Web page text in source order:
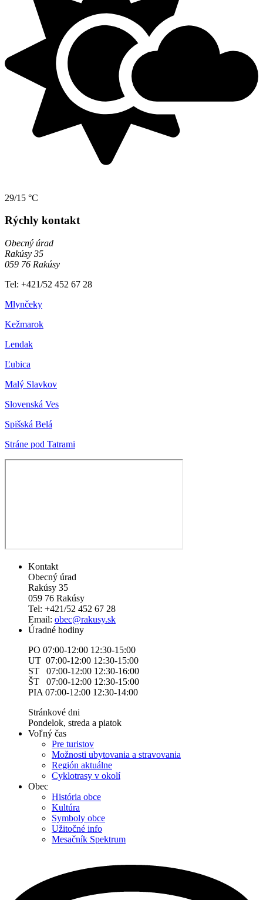
29/15 °C
Rýchly kontakt
Obecný úrad
Rakúsy 35
059 76 Rakúsy
Tel: +421/52 452 67 28
Mlynčeky
Kežmarok
Lendak
Ľubica
Malý Slavkov
Slovenská Ves
Spišská Belá
Stráne pod Tatrami
Kontakt
Obecný úrad
Rakúsy 35
059 76 Rakúsy
Tel: +421/52 452 67 28
Email: obec@rakusy.sk
Úradné hodiny
PO 07:00-12:00 12:30-15:00
UT 07:00-12:00 12:30-15:00
ST 07:00-12:00 12:30-16:00
ŠT 07:00-12:00 12:30-15:00
PIA 07:00-12:00 12:30-14:00
Stránkové dni
Pondelok, streda a piatok
Voľný čas
Pre turistov
Možnosti ubytovania a stravovania
Región aktuálne
Cyklotrasy v okolí
Obec
História obce
Kultúra
Symboly obce
Užitočné info
Mesačník Spektrum